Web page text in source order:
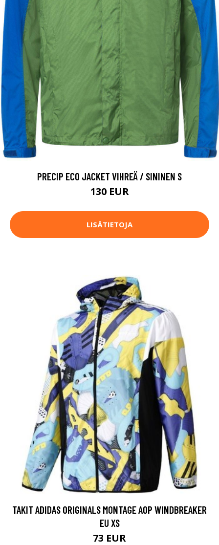
PRECIP ECO JACKET VIHREÄ / SININEN S
130 EUR
LISÄTIETOJA
TAKIT ADIDAS ORIGINALS MONTAGE AOP WINDBREAKER
EU XS
73 EUR